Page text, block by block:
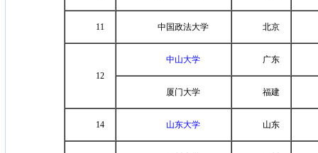
11 中国政法大学 北京
12
中山大学 广东
厦门大学 福建
14 山东大学 山东